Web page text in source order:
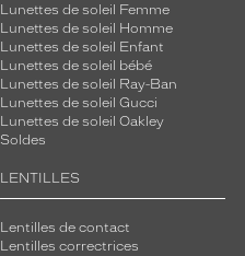
Lunettes de soleil Femme
Lunettes de soleil Homme
Lunettes de soleil Enfant
Lunettes de soleil bébé
Lunettes de soleil Ray-Ban
Lunettes de soleil Gucci
Lunettes de soleil Oakley
Soldes
LENTILLES
Lentilles de contact
Lentilles correctrices